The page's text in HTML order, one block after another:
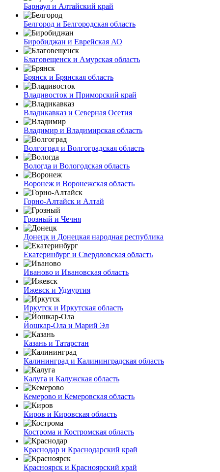
Барнаул и Алтайский край
Белгород и Белгородская область
Биробиджан и Еврейская АО
Благовещенск и Амурская область
Брянск и Брянская область
Владивосток и Приморский край
Владикавказ и Северная Осетия
Владимир и Владимирская область
Волгоград и Волгоградская область
Вологда и Вологодская область
Воронеж и Воронежская область
Горно-Алтайск и Алтай
Грозный и Чечня
Донецк и Донецкая народная республика
Екатеринбург и Свердловская область
Иваново и Ивановская область
Ижевск и Удмуртия
Иркутск и Иркутская область
Йошкар-Ола и Марий Эл
Казань и Татарстан
Калининград и Калининградская область
Калуга и Калужская область
Кемерово и Кемеровская область
Киров и Кировская область
Кострома и Костромская область
Краснодар и Краснодарский край
Красноярск и Красноярский край